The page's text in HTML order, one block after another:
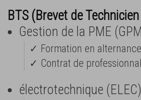
BTS (Brevet de
Gestion de la PME
✓ Formation en alternance
✓ Contrat de
électrotechnique (ELEC)